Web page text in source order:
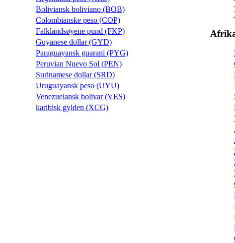
Boliviansk boliviano (BOB)
Colombianske peso (COP)
Falklandsøyene pund (FKP)
Guyanese dollar (GYD)
Paraguayansk guarani (PYG)
Peruvian Nuevo Sol (PEN)
Surinamese dollar (SRD)
Uruguayansk peso (UYU)
Venezuelansk bolivar (VES)
karibisk gylden (XCG)